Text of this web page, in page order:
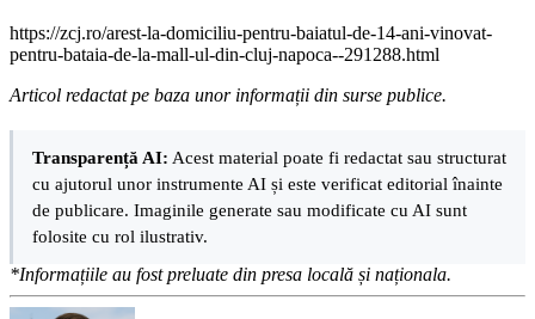
https://zcj.ro/arest-la-domiciliu-pentru-baiatul-de-14-ani-vinovat-
pentru-bataia-de-la-mall-ul-din-cluj-napoca--291288.html
Articol redactat pe baza unor informații din surse publice.
Transparență AI: Acest material poate fi redactat sau structurat
cu ajutorul unor instrumente AI și este verificat editorial înainte
de publicare. Imaginile generate sau modificate cu AI sunt
folosite cu rol ilustrativ.
*Informațiile au fost preluate din presa locală și naționala.